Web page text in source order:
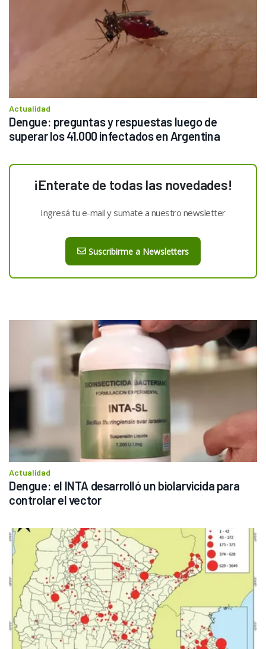
Actualidad
Dengue: preguntas y respuestas luego de
superar los 41.000 infectados en Argentina
¡Enterate de todas las novedades!
Ingresá tu e-mail y sumate a nuestro newsletter
Suscribirme a Newsletters
Actualidad
Dengue: el INTA desarrolló un biolarvicida para
controlar el vector